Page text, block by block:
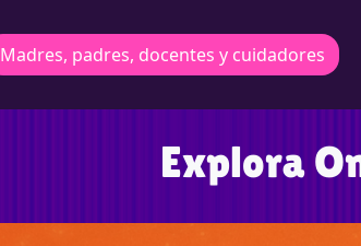
Madres, padres, docentes y cuidadores
Explora